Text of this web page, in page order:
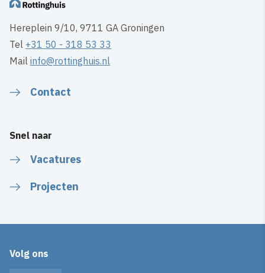
Hereplein 9/10, 9711 GA Groningen
Tel +31 50 - 318 53 33
Mailinfo@rottinghuis.nl
Contact
Snel naar
Vacatures
Projecten
Volg ons